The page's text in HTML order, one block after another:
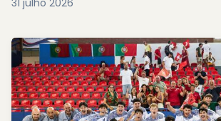
31 julho 2026